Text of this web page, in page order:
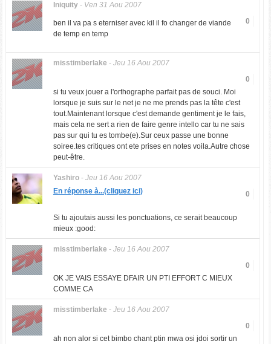
Iniquity- Ven 31 Aou 2007
0
ben il va pa s eterniser avec kil il fo changer de viande
de temp en temp
misstimberlake - Jeu 16 Aou 2007
0
si tu veux jouer a l'orthographe parfait pas de souci. Moi
lorsque je suis sur le net je ne me prends pas la tête c'est
tout.Maintenant lorsque c'est demande gentiment je le fais,
mais cela ne sert a rien de faire genre intello car tu ne sais
pas sur qui tu es tombe(e).Sur ceux passe une bonne
soiree.tes critiques ont ete prises en notes voila.Autre chose
peut-être.
Yashiro- Jeu 16 Aou 2007
0
En réponse à...(cliquez ici)
Si tu ajoutais aussi les ponctuations, ce serait beaucoup
mieux :good:
misstimberlake - Jeu 16 Aou 2007
0
OK JE VAIS ESSAYE DFAIR UN PTI EFFORT C MIEUX
COMME CA
misstimberlake - Jeu 16 Aou 2007
0
ah non alor si cet bimbo chant ptin mwa osi jdoi sortir un